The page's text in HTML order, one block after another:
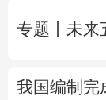
专题丨 未来
我国编制完